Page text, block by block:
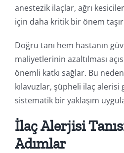
anestezik ilaçlar, ağrı
için daha kritik bir önem
Doğru tanı hem hastanın
maliyetlerinin azaltılması
önemli katkı sağlar. Bu
kılavuzlar, şüpheli ilaç
sistematik bir yaklaşım
İlaç Alerjisi
Adımlar